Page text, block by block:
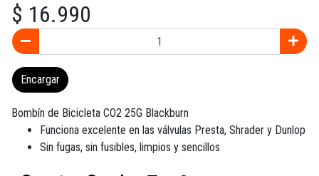
$ 16.990
Encargar
Bombín de Bicicleta CO2 25G Blackburn
Funciona excelente en las válvulas Presta, Shrader y Dunlop
Sin fugas, sin fusibles, limpios y sencillos